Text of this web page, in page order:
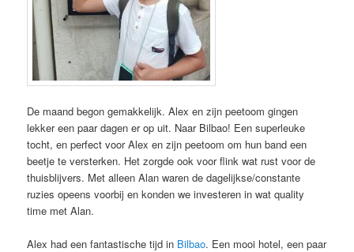
De maand begon gemakkelijk. Alex en zijn peetoom gingen
lekker een paar dagen er op uit. Naar Bilbao! Een superleuke
tocht, en perfect voor Alex en zijn peetoom om hun band een
beetje te versterken. Het zorgde ook voor flink wat rust voor de
thuisblijvers. Met alleen Alan waren de dagelijkse/constante
ruzies opeens voorbij en konden we investeren in wat quality
time met Alan.
Alex had een fantastische tijd in Bilbao. Een mooi hotel, een paar